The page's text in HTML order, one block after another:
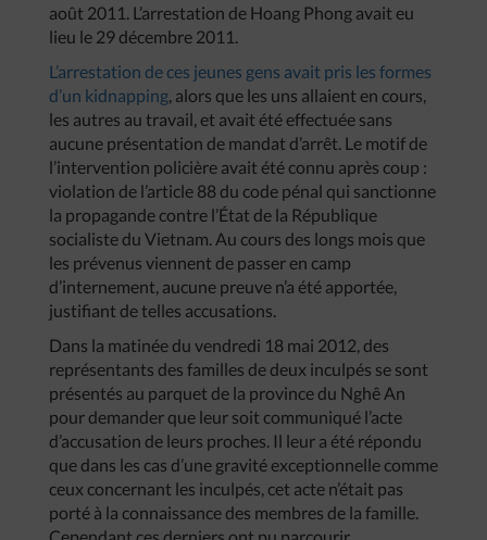
août 2011. L’arrestation de Hoang Phong avait eu
lieu le 29 décembre 2011.
L’arrestation de ces jeunes gens avait pris les formes
d’un kidnapping, alors que les uns allaient en cours,
les autres au travail, et avait été effectuée sans
aucune présentation de mandat d’arrêt. Le motif de
l’intervention policière avait été connu après coup :
violation de l’article 88 du code pénal qui sanctionne
la propagande contre l’État de la République
socialiste du Vietnam. Au cours des longs mois que
les prévenus viennent de passer en camp
d’internement, aucune preuve n’a été apportée,
justifiant de telles accusations.
Dans la matinée du vendredi 18 mai 2012, des
représentants des familles de deux inculpés se sont
présentés au parquet de la province du Nghê An
pour demander que leur soit communiqué l’acte
d’accusation de leurs proches. Il leur a été répondu
que dans les cas d’une gravité exceptionnelle comme
ceux concernant les inculpés, cet acte n’était pas
porté à la connaissance des membres de la famille.